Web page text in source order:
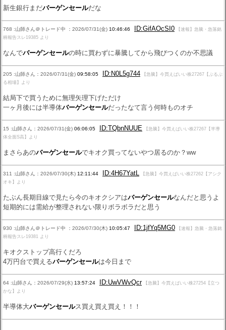
新生銀行まだバーゲンセールだな
768 :山師さん＠トレード中 ：2026/07/31(金) 10:46:46 ID:GifAOcSI0
【速報】急騰・急落銘
柄報告スレ19385 より
なんでバーゲンセールの時に買わずに暴騰してから飛びつくのか不思議
205 :山師さん：2026/07/31(金) 09:58:05 ID:N0L5g744
【急騰】今買えばいい株27267【ぶるぶ
る相場】より
結局下で買うために無理矢理下げただけ
一ヶ月後には半導体バーゲンセールだったなて言う何時ものオチ
15 :山師さん：2026/07/31(金) 06:06:05 ID:TQbnNUUE
【急騰】今買えばいい株27267【半導
体全面S高】より
まさらあのバーゲンセールでキオク買ってないやつ居るのか？ww
311 :山師さん：2026/07/30(木) 12:11:44 ID:4H67YatL
【急騰】今買えばいい株27262【アシク
オキ】より
たぶん長期目線で見たら今のキオクシアはバーゲンセールなんだと思うよ
短期的には需給が整理されない限りボラボラだと思う
930 :山師さん＠トレード中 ：2026/07/30(木) 10:05:47 ID:1jfYq5MG0
【速報】急騰・急落銘
柄報告スレ19381 より
キオクストップ高行くだろ
4万円台で買えるバーゲンセールは今日まで
64 :山師さん：2026/07/29(水) 13:57:24 ID:UwVWvQcr
【急騰】今買えばいい株27254【立つ
かな】より
半導体大バーゲンセールス買え買え買え！！！